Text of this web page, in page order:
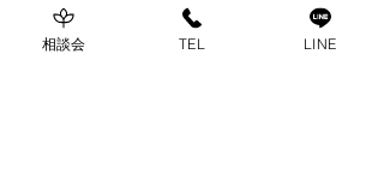
まずはお気軽にご相談ください
相談会 TEL LINE